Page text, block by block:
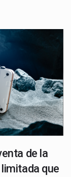
de la
que